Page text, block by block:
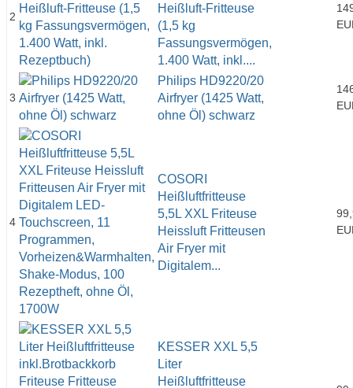
2
Heißluft-Fritteuse
(1,5 kg
Fassungsvermögen,
1.400 Watt, inkl....
3
Philips HD9220/20
Airfryer (1425 Watt,
ohne Öl) schwarz
4
COSORI
Heißluftfritteuse
5,5L XXL Friteuse
Heissluft Fritteusen
Air Fryer mit
Digitalem...
KESSER XXL 5,5
Liter
Heißluftfritteuse